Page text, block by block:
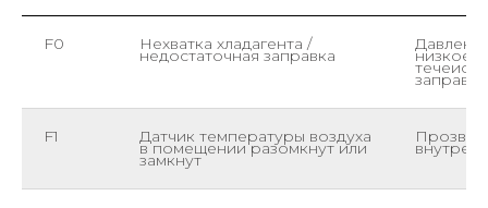
F0 Нехватка хладагента /
недостаточная заправка низкое.
F1 Датчик температуры воздуха
в помещении разомкнут или
замкнут